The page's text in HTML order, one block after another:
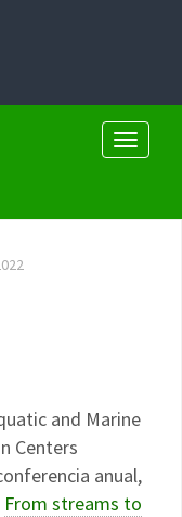
Toggle
and Marine
Centers
anual,
From streams to